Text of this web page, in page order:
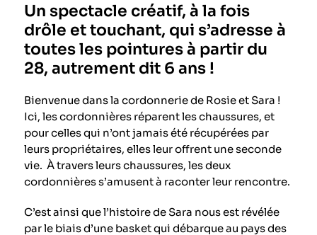
Un spectacle créatif, à la fois
drôle et touchant, qui s’adresse à
toutes les pointures à partir du
28, autrement dit 6 ans !
Bienvenue dans la cordonnerie de Rosie et Sara !
Ici, les cordonnières réparent les chaussures, et
pour celles qui n’ont jamais été récupérées par
leurs propriétaires, elles leur offrent une seconde
vie. À travers leurs chaussures, les deux
cordonnières s’amusent à raconter leur rencontre.
C’est ainsi que l’histoire de Sara nous est révélée
par le biais d’une basket qui débarque au pays des